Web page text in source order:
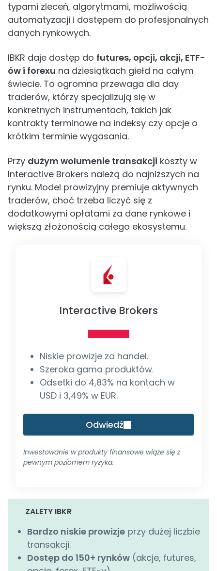
typami zleceń, algorytmami, możliwością
automatyzacji i dostępem do profesjonalnych
danych rynkowych.
IBKR daje dostęp do futures, opcji, akcji, ETF-
ów i forexu na dziesiątkach giełd na całym
świecie. To ogromna przewaga dla day
traderów, którzy specjalizują się w
konkretnych instrumentach, takich jak
kontrakty terminowe na indeksy czy opcje o
krótkim terminie wygasania.
Przy dużym wolumenie transakcji koszty w
Interactive Brokers należą do najniższych na
rynku. Model prowizyjny premiuje aktywnych
traderów, choć trzeba liczyć się z
dodatkowymi opłatami za dane rynkowe i
większą złożonością całego ekosystemu.
Interactive Brokers
Niskie prowizje za handel.
Szeroka gama produktów.
Odsetki do 4,83% na kontach w
USD i 3,49% w EUR.
Odwiedź
Inwestowanie w produkty finansowe wiąże się z
pewnym poziomem ryzyka.
ZALETY IBKR
Bardzo niskie prowizje przy dużej liczbie
transakcji.
Dostęp do 150+ rynków (akcje, futures,